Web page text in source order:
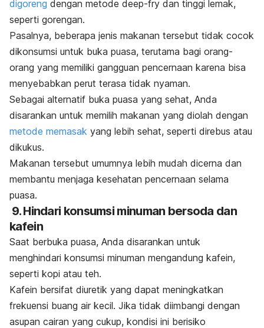
digoreng dengan metode deep-fry dan tinggi lemak,
seperti gorengan.
Pasalnya, beberapa jenis makanan tersebut tidak cocok
dikonsumsi untuk buka puasa, terutama bagi orang-
orang yang memiliki gangguan pencernaan karena bisa
menyebabkan perut terasa tidak nyaman.
Sebagai alternatif buka puasa yang sehat, Anda
disarankan untuk memilih makanan yang diolah dengan
metode memasak yang lebih sehat, seperti direbus atau
dikukus.
Makanan tersebut umumnya lebih mudah dicerna dan
membantu menjaga kesehatan pencernaan selama
puasa.
9. Hindari konsumsi minuman bersoda dan
kafein
Saat berbuka puasa, Anda disarankan untuk
menghindari konsumsi minuman mengandung kafein,
seperti kopi atau teh.
Kafein bersifat diuretik yang dapat meningkatkan
frekuensi buang air kecil. Jika tidak diimbangi dengan
asupan cairan yang cukup, kondisi ini berisiko